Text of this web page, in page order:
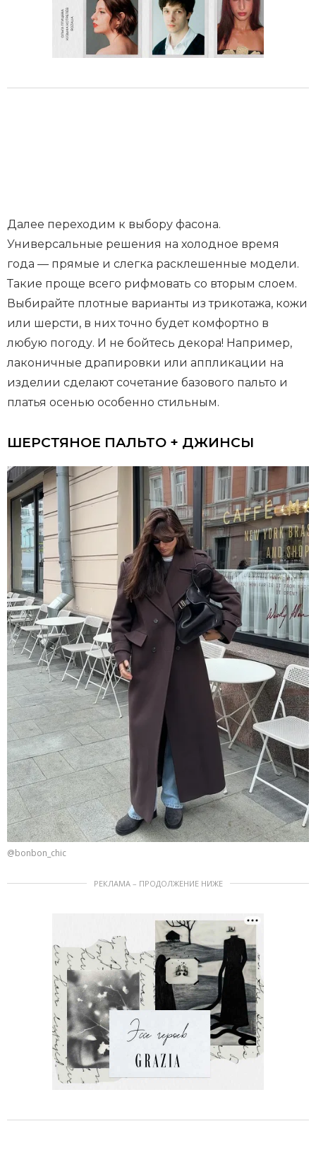
Далее переходим к выбору фасона.
Универсальные решения на холодное время
года — прямые и слегка расклешенные модели.
Такие проще всего рифмовать со вторым слоем.
Выбирайте плотные варианты из трикотажа, кожи
или шерсти, в них точно будет комфортно в
любую погоду. И не бойтесь декора! Например,
лаконичные драпировки или аппликации на
изделии сделают сочетание базового пальто и
платья осенью особенно стильным.
ШЕРСТЯНОЕ ПАЛЬТО + ДЖИНСЫ
@bonbon_chic
РЕКЛАМА – ПРОДОЛЖЕНИЕ НИЖЕ